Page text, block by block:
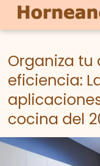
Organiza
eficiencia:
cocina del